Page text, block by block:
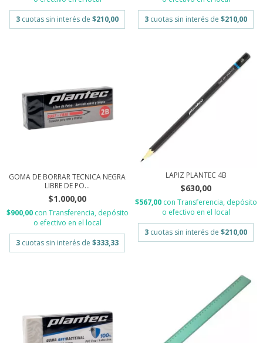
3 cuotas sin interés de $210,00
3 cuotas sin interés de $210,00
GOMA DE BORRAR TECNICA NEGRA
LIBRE DE PO...
$1.000,00
$900,00 con Transferencia, depósito
o efectivo en el local
3 cuotas sin interés de $333,33
LAPIZ PLANTEC 4B
$630,00
$567,00 con Transferencia, depósito
o efectivo en el local
3 cuotas sin interés de $210,00